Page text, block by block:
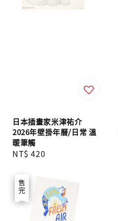
日本插畫家米津祐介
2026年壁掛年曆/日常 溫
暖筆觸
Regular
NT$ 420
優惠
售完